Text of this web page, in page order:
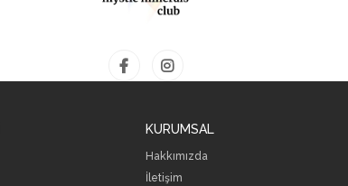
KURUMSAL
Hakkımızda
İletişim